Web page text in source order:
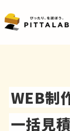
WEB制
一括見